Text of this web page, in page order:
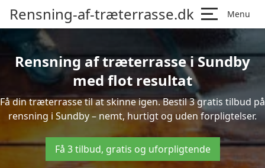
Rensning-af-træterrasse.dk Menu
Rensning af træterrasse i Sundby
med flot resultat
Få din træterrasse til at skinne igen. Bestil 3 gratis tilbud på
rensning i Sundby – nemt, hurtigt og uden forpligtelser.
Få 3 tilbud, gratis og uforpligtende